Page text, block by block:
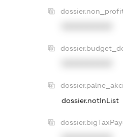
dossier.notInList